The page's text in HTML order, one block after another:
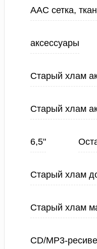
ААС сетка,
аксессуары
Старый хлам
Старый хлам
6,5"
Старый хлам
Старый хлам
CD/MP3-